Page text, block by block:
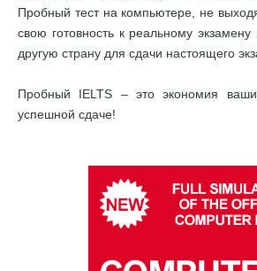
Пробный тест на компьютере, не
свою готовность к реальному
другую страну для сдачи настоящего
Пробный IELTS – это экономия
успешной сдаче!